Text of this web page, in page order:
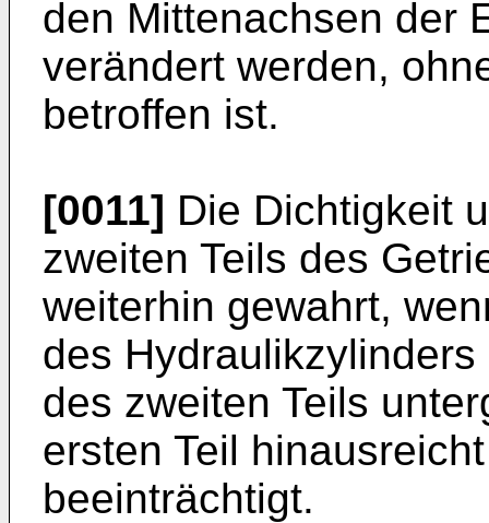
den Mittenachsen der
verändert werden,
betroffen ist.
[0011] Die Dichtigkeit
zweiten Teils des
weiterhin gewahrt,
des
des zweiten Teils
ersten Teil
beeinträchtigt.